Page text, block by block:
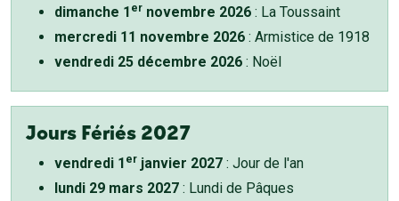
dimanche 1 er novembre 2026 : La Toussaint
mercredi 11 novembre 2026 : Armistice de 1918
vendredi 25 décembre 2026 : Noël
Jours Fériés 2027
vendredi 1 er janvier 2027 : Jour de l'an
lundi 29 mars 2027 : Lundi de Pâques